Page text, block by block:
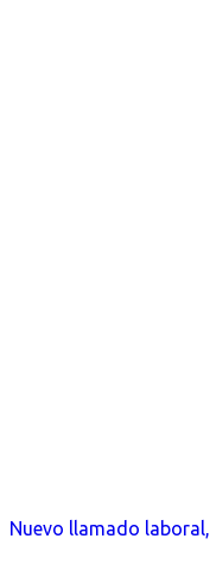
Nuevo llamado